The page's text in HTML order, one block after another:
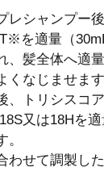
レシャンプー
を適量（
、髪全体へ適量
くなじませま
、トリシスコ
又は18Hを適
わせて調製し